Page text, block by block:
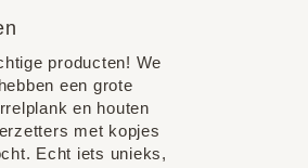
producten! We
hebben een grote
en houten
met kopjes
Echt iets unieks,